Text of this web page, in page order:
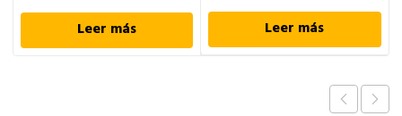
Leer más Leer más